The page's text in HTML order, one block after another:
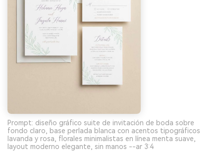
Prompt: diseño gráfico suite de invitación de boda sobre
fondo claro, base perlada blanca con acentos tipográficos
lavanda y rosa, florales minimalistas en línea menta suave,
layout moderno elegante, sin manos --ar 3:4